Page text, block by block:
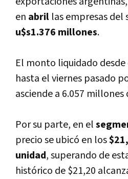
en abril las empresas del
u$s1.376 millones.
El monto liquidado
hasta el viernes pasado
asciende a 6.057 millones
Por su parte, en el
precio se ubicó en los
unidad, superando de
histórico de $21,20